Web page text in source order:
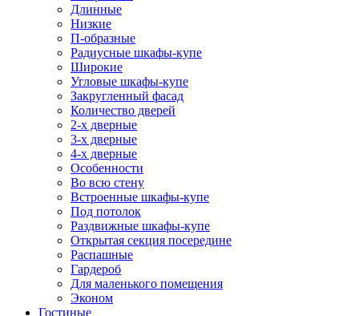
Длинные
Низкие
П-образные
Радиусные шкафы-купе
Широкие
Угловые шкафы-купе
Закругленный фасад
Количество дверей
2-х дверные
3-х дверные
4-х дверные
Особенности
Во всю стену
Встроенные шкафы-купе
Под потолок
Раздвижные шкафы-купе
Открытая секция посередине
Распашные
Гардероб
Для маленького помещения
Эконом
Гостиные